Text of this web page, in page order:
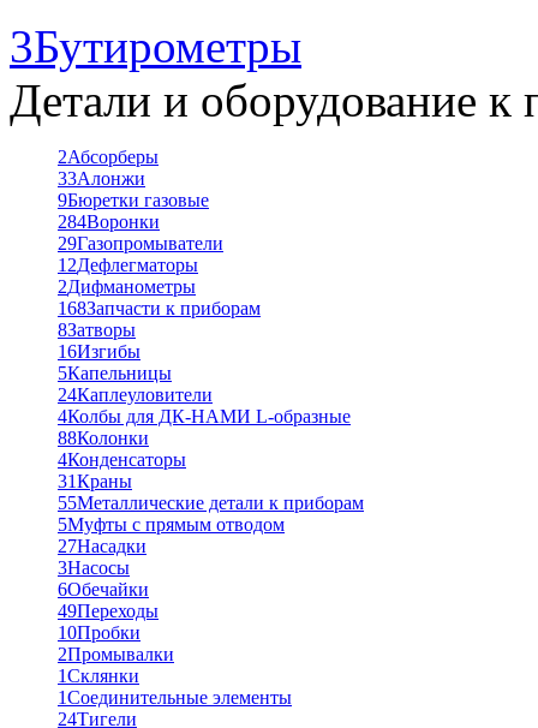
3Бутирометры
Детали и оборудование к
2Абсорберы
33Алонжи
9Бюретки газовые
284Воронки
29Газопромыватели
12Дефлегматоры
2Дифманометры
168Запчасти к приборам
8Затворы
16Изгибы
5Капельницы
24Каплеуловители
4Колбы для ДК-НАМИ L-образные
88Колонки
4Конденсаторы
31Краны
55Металлические детали к приборам
5Муфты с прямым отводом
27Насадки
3Насосы
6Обечайки
49Переходы
10Пробки
2Промывалки
1Склянки
1Соединительные элементы
24Тигели